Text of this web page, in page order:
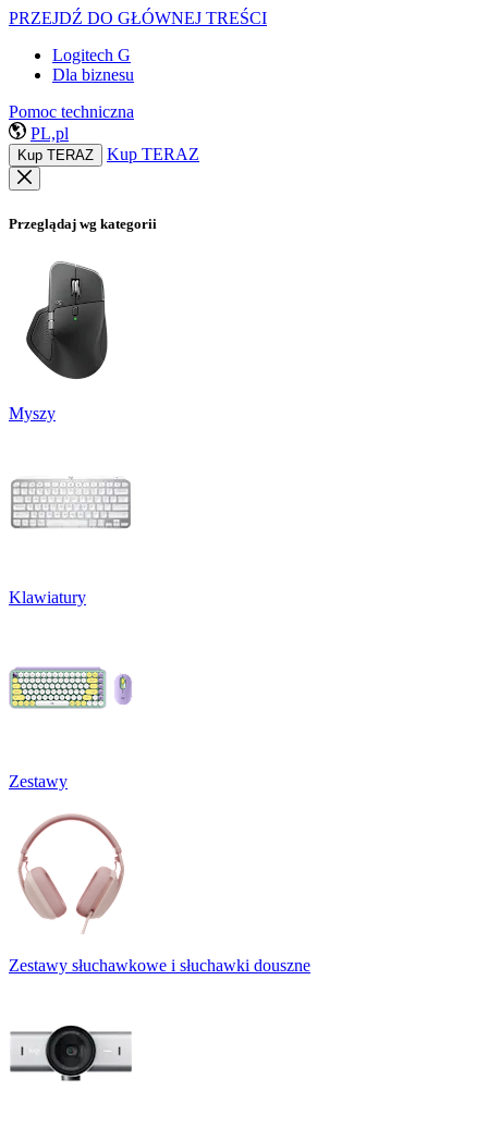
PRZEJDŹ DO GŁÓWNEJ TREŚCI
Logitech G
Dla biznesu
Pomoc techniczna
PL,pl
Kup TERAZ Kup TERAZ
Przeglądaj wg kategorii
Myszy
Klawiatury
Zestawy
Zestawy słuchawkowe i słuchawki douszne